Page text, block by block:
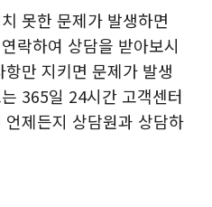
못한 문제가 발생하면
락하여 상담을 받아보시
만 지키면 문제가 발생
365일 24시간 고객센터
제든지 상담원과 상담하